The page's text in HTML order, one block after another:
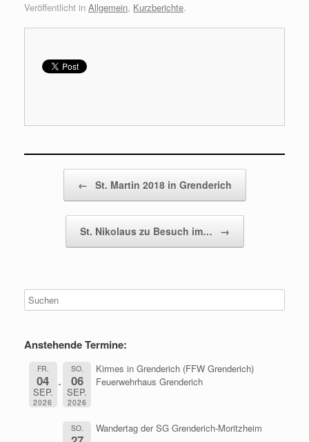
Veröffentlicht in Allgemein, Kurzberichte.
← St. Martin 2018 in Grenderich
St. Nikolaus zu Besuch im… →
Anstehende Termine:
FR.
04
SEP.
2026
SO.
06
SEP.
2026
Kirmes in Grenderich (FFW Grenderich)
Feuerwehrhaus Grenderich
SO. Wandertag der SG Grenderich-Moritzheim